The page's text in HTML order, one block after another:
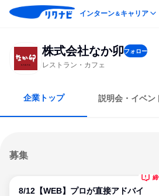
インターン＆キャリア
株式会社なか卯フォロー
レストラン・カフェ
企業トップ 説明会・イベン
募集
8/12【WEB】プロが直接アドバイ